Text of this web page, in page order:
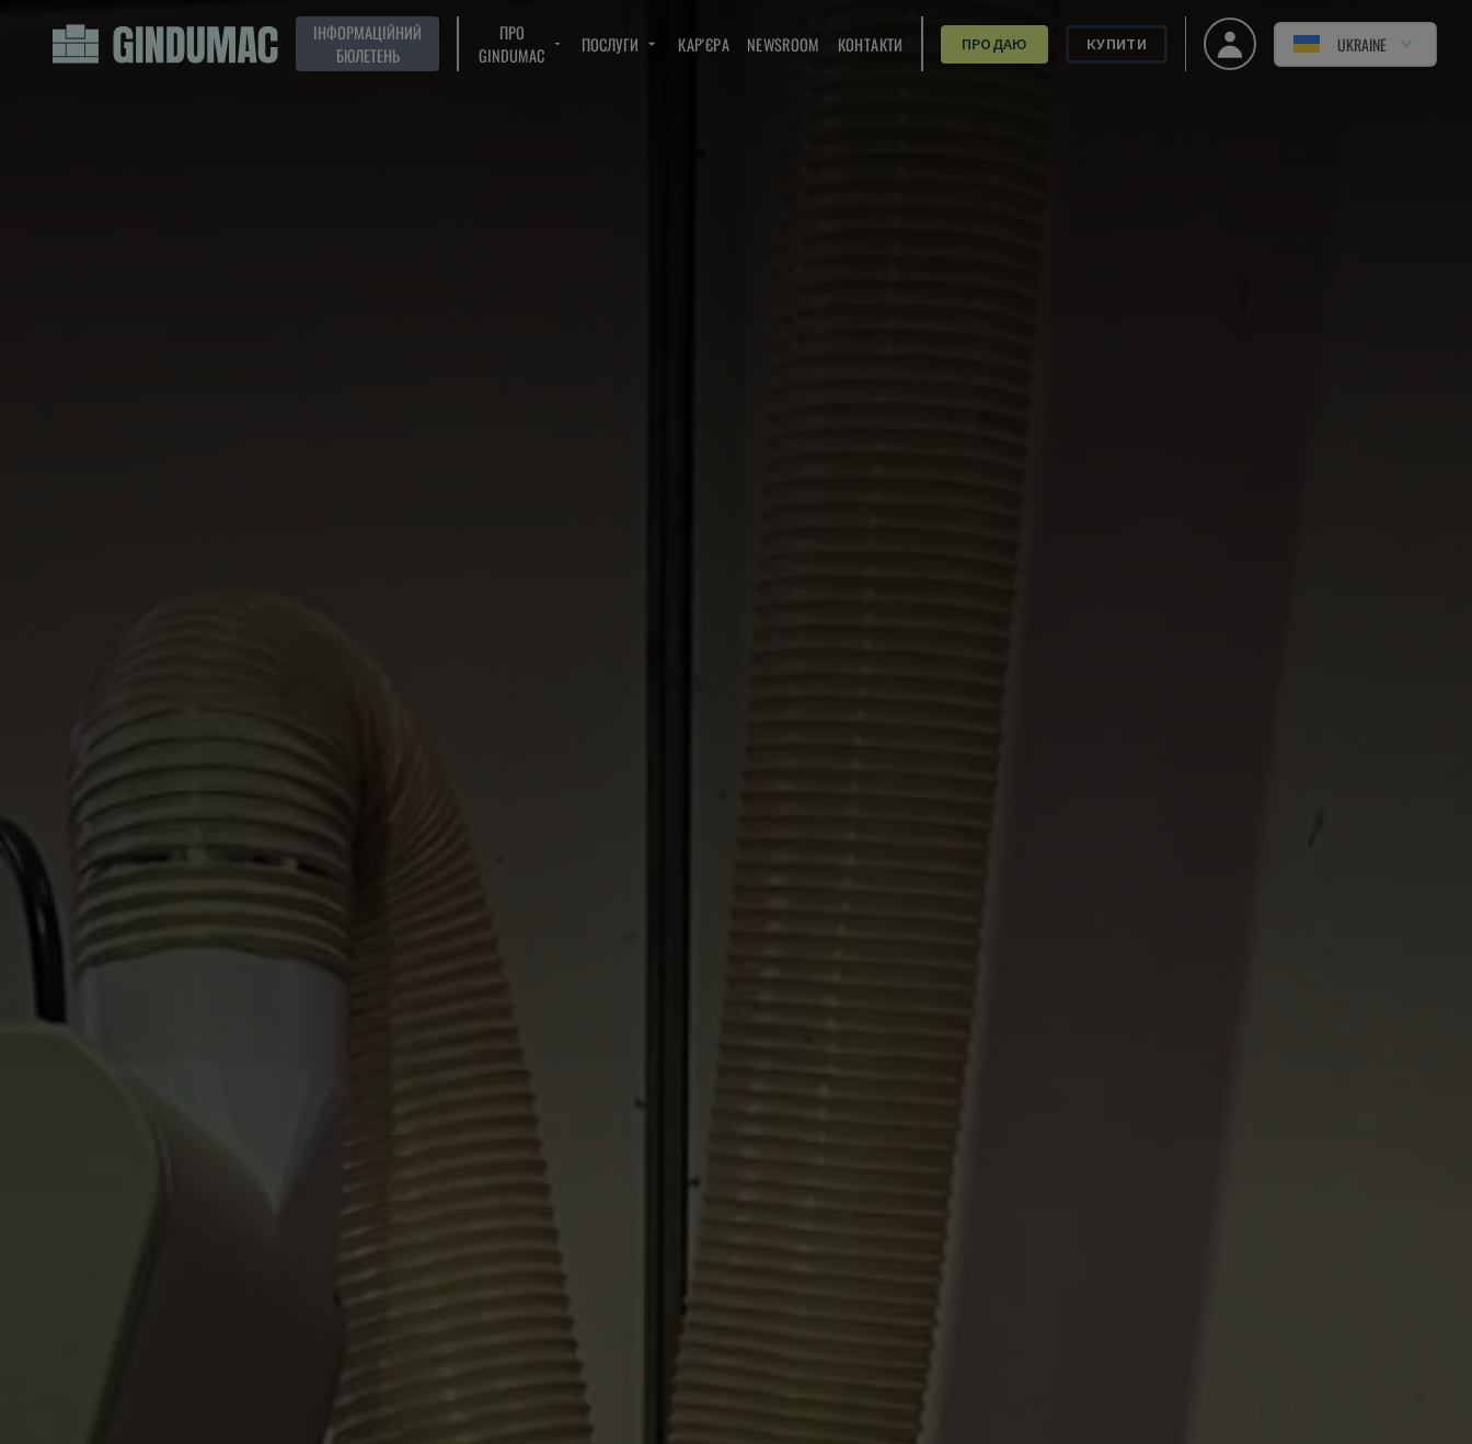
ІНФОРМАЦІЙНИЙ
БЮЛЕТЕНЬ
ПРО
GINDUMAC
ПОСЛУГИ КАР'ЄРА NEWSROOM КОНТАКТИ ПРОДАЮ КУПИТИ UKRAINE